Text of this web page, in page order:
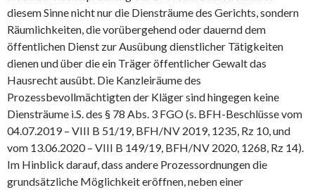
diesem Sinne nicht nur die Diensträume des Gerichts, sondern
Räumlichkeiten, die vorübergehend oder dauernd dem
öffentlichen Dienst zur Ausübung dienstlicher Tätigkeiten
dienen und über die ein Träger öffentlicher Gewalt das
Hausrecht ausübt. Die Kanzleiräume des
Prozessbevollmächtigten der Kläger sind hingegen keine
Diensträume i.S. des § 78 Abs. 3 FGO (s. BFH-Beschlüsse vom
04.07.2019 – VIII B 51/19, BFH/NV 2019, 1235, Rz 10, und
vom 13.06.2020 – VIII B 149/19, BFH/NV 2020, 1268, Rz 14).
Im Hinblick darauf, dass andere Prozessordnungen die
grundsätzliche Möglichkeit eröffnen, neben einer